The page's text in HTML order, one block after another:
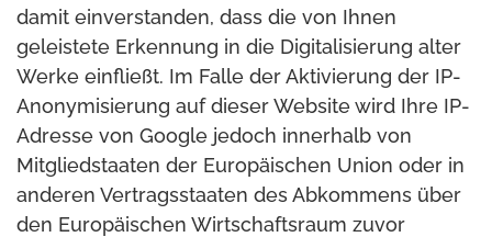
damit einverstanden, dass die von Ihnen
geleistete Erkennung in die Digitalisierung alter
Werke einfließt. Im Falle der Aktivierung der IP-
Anonymisierung auf dieser Website wird Ihre IP-
Adresse von Google jedoch innerhalb von
Mitgliedstaaten der Europäischen Union oder in
anderen Vertragsstaaten des Abkommens über
den Europäischen Wirtschaftsraum zuvor